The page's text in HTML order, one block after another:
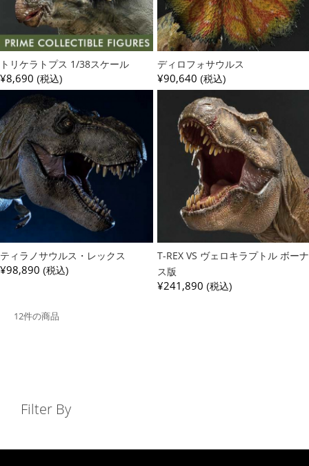
トリケラトプス 1/38スケール
¥8,690 (税込)
ディロフォサウルス
¥90,640 (税込)
ティラノサウルス・レックス
¥98,890 (税込)
T-REX VS ヴェロキラプトル ボーナ
ス版
¥241,890 (税込)
12件の商品
Filter By